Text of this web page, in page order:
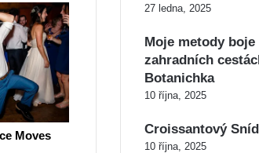
27 ledna, 2025
Moje metody
zahradních
Botanichka
10 října, 2025
Croissantový
10 října, 2025